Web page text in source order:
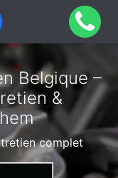
Belgique –
&
complet